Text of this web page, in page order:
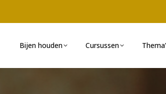
Bijen houden Cursussen